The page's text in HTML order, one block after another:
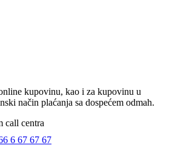
kupovinu, kao i za kupovinu u
način plaćanja sa dospećem odmah.
call centra
6 67 67 67